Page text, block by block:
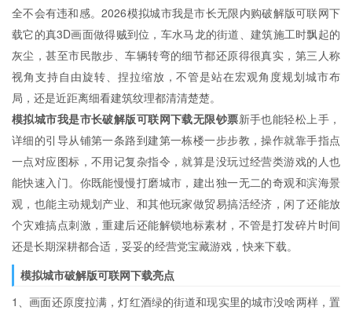
全不会有违和感。2026模拟城市我是市长无限内购破解版可联网下
载它的真3D画面做得贼到位，车水马龙的街道、建筑施工时飘起的
灰尘，甚至市民散步、车辆转弯的细节都还原得很真实，第三人称
视角支持自由旋转、捏拉缩放，不管是站在宏观角度规划城市布
局，还是近距离细看建筑纹理都清清楚楚。
模拟城市我是市长破解版可联网下载无限钞票新手也能轻松上手，
详细的引导从铺第一条路到建第一栋楼一步步教，操作就靠手指点
一点对应图标，不用记复杂指令，就算是没玩过经营类游戏的人也
能快速入门。你既能慢慢打磨城市，建出独一无二的奇观和滨海景
观，也能主动规划产业、和其他玩家做贸易搞活经济，闲了还能放
个灾难搞点刺激，重建后还能解锁地标素材，不管是打发碎片时间
还是长期深耕都合适，妥妥的经营党宝藏游戏，快来下载。
模拟城市破解版可联网下载亮点
1、画面还原度拉满，灯红酒绿的街道和现实里的城市没啥两样，置